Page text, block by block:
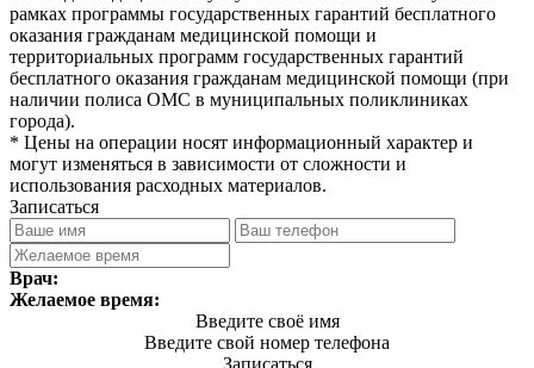
рамках программы государственных гарантий бесплатного
оказания гражданам медицинской помощи и
территориальных программ государственных гарантий
бесплатного оказания гражданам медицинской помощи (при
наличии полиса ОМС в муниципальных поликлиниках
города).
* Цены на операции носят информационный характер и
могут изменяться в зависимости от сложности и
использования расходных материалов.
Записаться
Врач:
Желаемое время:
Введите своё имя
Введите свой номер телефона